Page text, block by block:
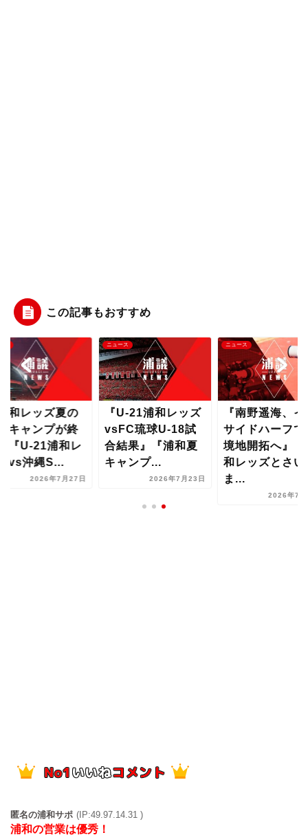
この記事もおすすめ
21浦和レッズ
琉球U-18試
果』『浦和夏
ンプ...
2026年7月23日
ニュース
『南野遥海、イン
サイドハーフで新
境地開拓へ』『浦
和レッズとさいた
ニュース
『浦和レッズ夏
沖縄キャンプが
了』『U-21浦
ッズvs沖縄S...
匿名の浦和サポ (IP:49.97.14.31 )
浦和の営業は優秀！